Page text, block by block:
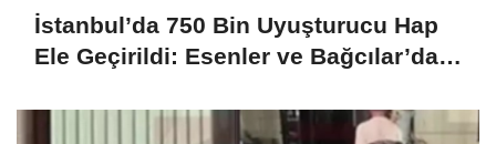
İstanbul’da 750 Bin Uyuşturucu Hap
Ele Geçirildi: Esenler ve Bağcılar’da